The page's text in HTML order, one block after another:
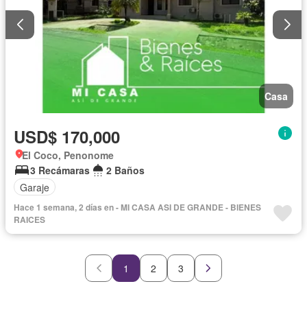
Casa
USD$ 170,000
El Coco, Penonome
3 Recámaras
2 Baños
Garaje
Hace 1 semana, 2 días en - MI CASA ASI DE GRANDE - BIENES
RAICES
1 2 3